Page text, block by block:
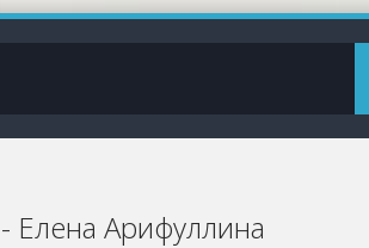
Елена Арифуллина